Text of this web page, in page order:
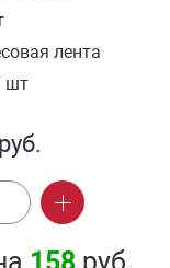
лента
шт
руб.